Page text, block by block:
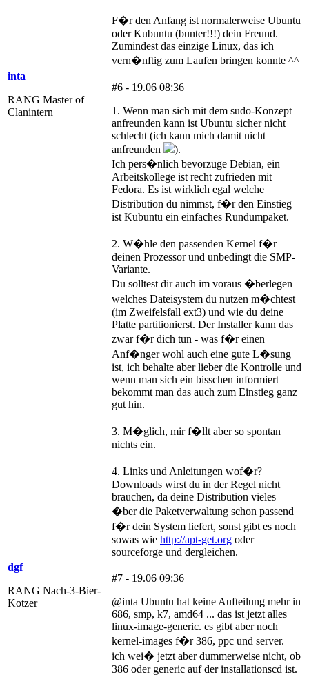
F�r den Anfang ist normalerweise Ubuntu
oder Kubuntu (bunter!!!) dein Freund.
Zumindest das einzige Linux, das ich
vern�nftig zum Laufen bringen konnte ^^
inta
RANG Master of
Clanintern
#6 - 19.06 08:36
1. Wenn man sich mit dem sudo-Konzept
anfreunden kann ist Ubuntu sicher nicht
schlecht (ich kann mich damit nicht
anfreunden
).
Ich pers�nlich bevorzuge Debian, ein
Arbeitskollege ist recht zufrieden mit
Fedora. Es ist wirklich egal welche
Distribution du nimmst, f�r den Einstieg
ist Kubuntu ein einfaches Rundumpaket.
2. W�hle den passenden Kernel f�r
deinen Prozessor und unbedingt die SMP-
Variante.
Du solltest dir auch im voraus �berlegen
welches Dateisystem du nutzen m�chtest
(im Zweifelsfall ext3) und wie du deine
Platte partitionierst. Der Installer kann das
zwar f�r dich tun - was f�r einen
Anf�nger wohl auch eine gute L�sung
ist, ich behalte aber lieber die Kontrolle und
wenn man sich ein bisschen informiert
bekommt man das auch zum Einstieg ganz
gut hin.
3. M�glich, mir f�llt aber so spontan
nichts ein.
4. Links und Anleitungen wof�r?
Downloads wirst du in der Regel nicht
brauchen, da deine Distribution vieles
�ber die Paketverwaltung schon passend
f�r dein System liefert, sonst gibt es noch
sowas wie http://apt-get.org oder
sourceforge und dergleichen.
dgf
RANG Nach-3-Bier-
Kotzer
#7 - 19.06 09:36
@inta Ubuntu hat keine Aufteilung mehr in
686, smp, k7, amd64 ... das ist jetzt alles
linux-image-generic. es gibt aber noch
kernel-images f�r 386, ppc und server.
ich wei� jetzt aber dummerweise nicht, ob
386 oder generic auf der installationscd ist.